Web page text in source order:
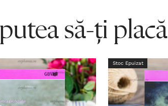
să-ți placă
Stoc Epuizat